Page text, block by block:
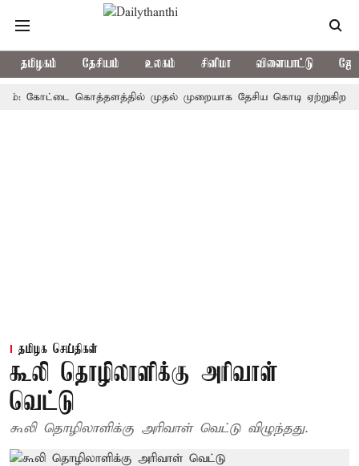
தமிழகம் தேசியம் உலகம் சினிமா விளையாட்டு
கொத்தளத்தில் முதல் முறையாக தேசிய கொடி ஏற்றுகிறார்,
தமிழக செய்திகள்
கூலி தொழிலாளிக்கு அரிவாள்
வெட்டு
கூலி தொழிலாளிக்கு அரிவாள் வெட்டு விழுந்தது.